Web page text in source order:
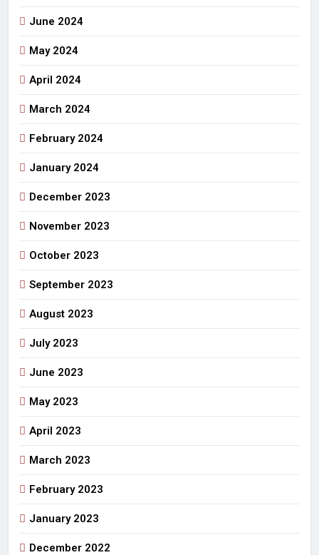
June 2024
May 2024
April 2024
March 2024
February 2024
January 2024
December 2023
November 2023
October 2023
September 2023
August 2023
July 2023
June 2023
May 2023
April 2023
March 2023
February 2023
January 2023
December 2022